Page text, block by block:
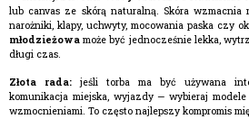
lub canvas ze skórą naturalną. Skóra wzmacnia
narożniki, klapy, uchwyty, mocowania paska czy
młodzieżowa może być jednocześnie lekka,
długi czas.
Złota rada: jeśli torba ma być używana
komunikacja miejska, wyjazdy — wybieraj
wzmocnieniami. To często najlepszy kompromis